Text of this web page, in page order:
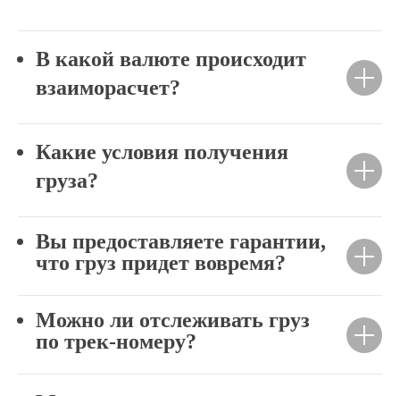
В какой валюте происходит
взаиморасчет?
Какие условия получения
груза?
Вы предоставляете гарантии,
что груз придет вовремя?
Можно ли отслеживать груз
по трек-номеру?